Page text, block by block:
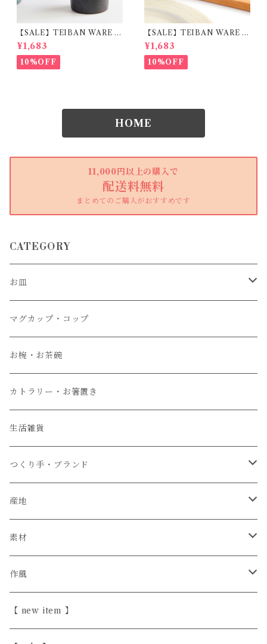
【SALE】TEIBAN WARE フ
リーカップM とび茶 陶器 明
山窯
¥1,683
10%OFF
【SALE】TEIBAN WARE フ
リーカップM 生成り 陶器 明
山窯
¥1,683
10%OFF
HOME
11,000円以上の購入で
配送料無料
まとめてのご購入がおすすめです
CATEGORY
お皿
大皿
中皿
小皿
マグカップ・コップ
お椀・お茶碗
カトラリー・お箸置き
生活雑貨
つくり手・ブランド
石井菜摘
カイトアヤキ
きほんの道具 あべ
こいずみちはる
産地
信楽焼
砥部焼
美濃焼
素材
陶器
半磁器・せっ器
作風
ほっこり愛らしい
【 new item 】